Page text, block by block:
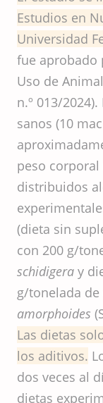
Estudios en
Universidad
fue aprobado
Uso de
n.º 013/
sanos (10
peso corporal
distribuidos
(dieta sin
con 200 g/
schidigera y
g/tonelada
amorphoides
Las dietas
los aditivos.
dos veces al
dietas